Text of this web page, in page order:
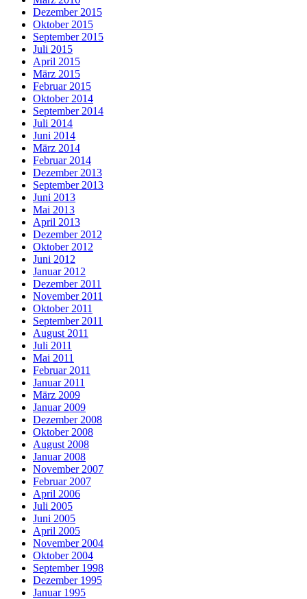
Dezember 2015
Oktober 2015
September 2015
Juli 2015
April 2015
März 2015
Februar 2015
Oktober 2014
September 2014
Juli 2014
Juni 2014
März 2014
Februar 2014
Dezember 2013
September 2013
Juni 2013
Mai 2013
April 2013
Dezember 2012
Oktober 2012
Juni 2012
Januar 2012
Dezember 2011
November 2011
Oktober 2011
September 2011
August 2011
Juli 2011
Mai 2011
Februar 2011
Januar 2011
März 2009
Januar 2009
Dezember 2008
Oktober 2008
August 2008
Januar 2008
November 2007
Februar 2007
April 2006
Juli 2005
Juni 2005
April 2005
November 2004
Oktober 2004
September 1998
Dezember 1995
Januar 1995